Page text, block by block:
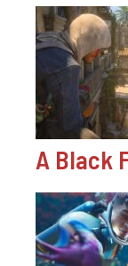
A Black